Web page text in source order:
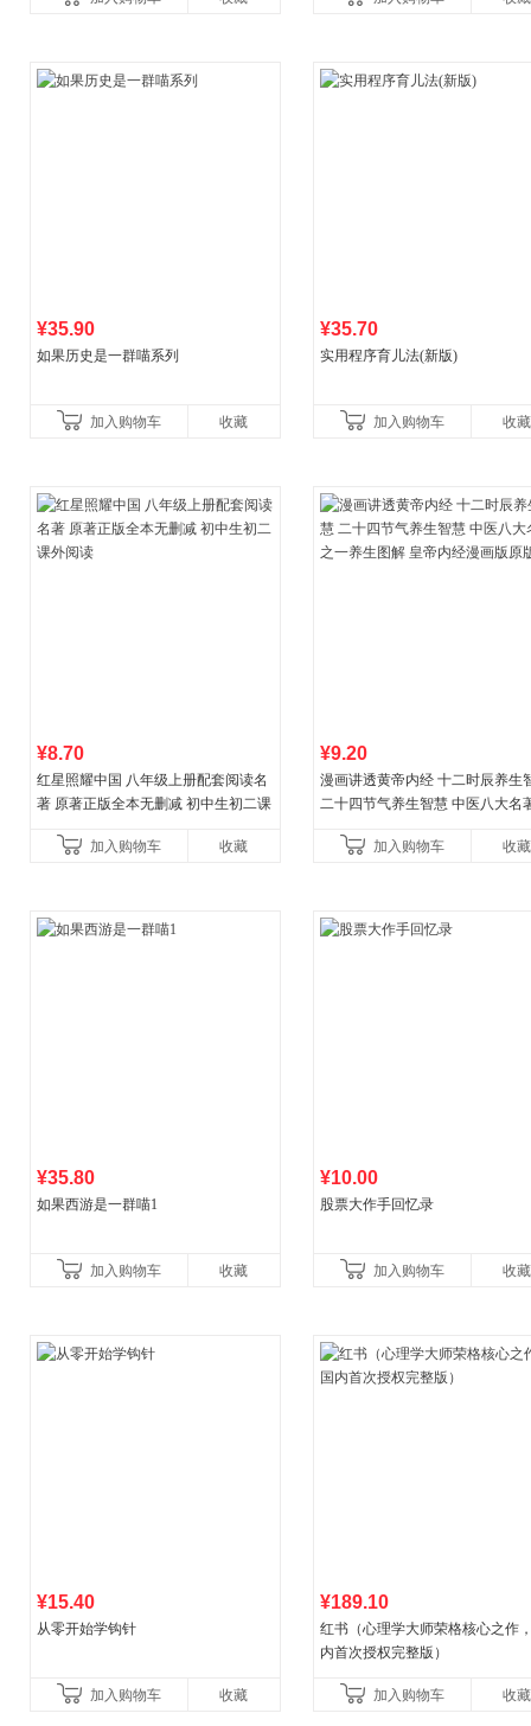
¥35.90
如果历史是一群喵系列
加入购物车 收藏
¥35.70
实用程序育儿法(新版)
加入购物车 收藏
¥8.70
红星照耀中国 八年级上册配套阅读名
著 原著正版全本无删减 初中生初二课
加入购物车
收藏
¥9.20
漫画讲透黄帝内经 十二时辰养生
二十四节气养生智慧 中医八大名
加入购物车
收藏
¥35.80
如果西游是一群喵1
加入购物车 收藏
¥10.00
股票大作手回忆录
加入购物车 收藏
¥15.40
从零开始学钩针
加入购物车 收藏
¥189.10
红书（心理学大师荣格核心之作
内首次授权完整版）
加入购物车 收藏